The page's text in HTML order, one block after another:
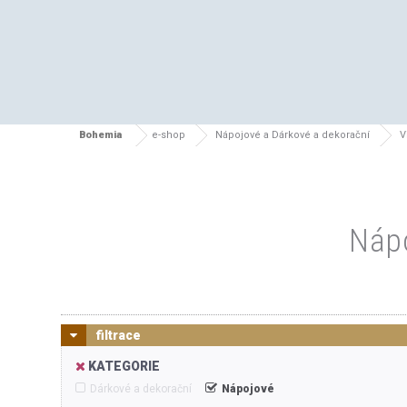
Bohemia e-shop Nápojové a Dárkové a dekorační
filtrace
KATEGORIE
Dárkové a dekorační Nápojové